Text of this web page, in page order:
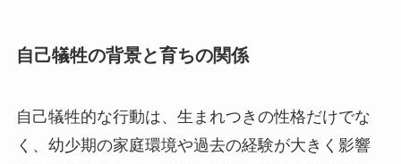
自己犠牲の背景と育ちの関係
自己犠牲的な行動は、生まれつきの性格だけでな
く、幼少期の家庭環境や過去の経験が大きく影響